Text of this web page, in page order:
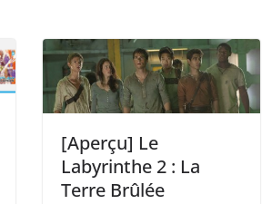
[Aperçu] Le
Labyrinthe 2 : La
Terre Brûlée